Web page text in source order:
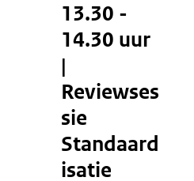
13.30 -
14.30 uur
|
Reviewses
sie
Standaard
isatie